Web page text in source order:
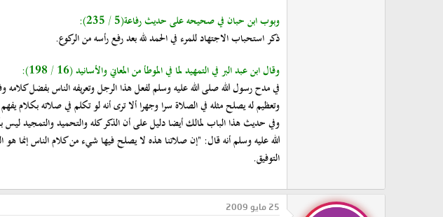
وبوب ابن حبان في صحيحه على حديث رفاعة(5 / 235):
ذكر استحباب الاجتهاد للمرء في الحمد لله بعد رفع رأسه من الركوع.
وقال ابن عبد البر في التمهيد لما في الموطأ من المعاني والأسانيد (16 / 198):
في مدح رسول الله صلى الله عليه وسلم لفعل هذا الرجل وتعريفه الناس بفضل
وتعظيم له يصلح مثله في الصلاة سرا وجهرا ألا ترى أنه لو تكلم في صلاته بكلام
وفي حديث هذا الباب لمالك أيضا دليل على أن الذكر كله والتحميد والتمجيد
الله عليه وسلم أنه قال: "إن صلاتنا هذه لا يصلح فيها شيء من كلام الناس إنما هو
التوفيق.
25 مايو 2009